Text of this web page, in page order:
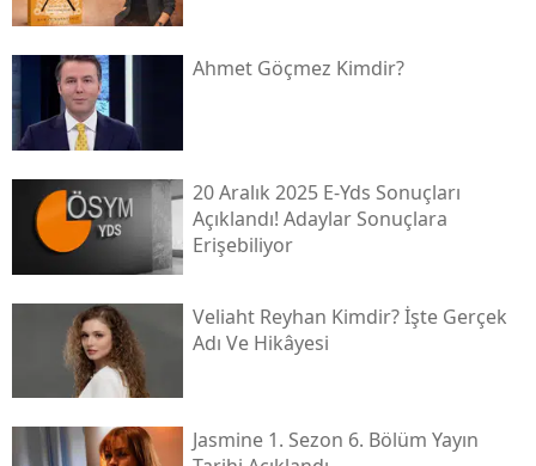
Ahmet Göçmez Kimdir?
20 Aralık 2025 E-Yds Sonuçları
Açıklandı! Adaylar Sonuçlara
Erişebiliyor
Veliaht Reyhan Kimdir? İşte Gerçek
Adı Ve Hikâyesi
Jasmine 1. Sezon 6. Bölüm Yayın